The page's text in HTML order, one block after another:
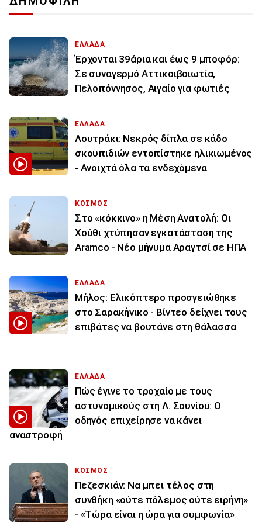
ΕΛΛΑΔΑ
Έρχονται 39άρια και έως 9 μποφόρ:
Σε συναγερμό Αττικοιβοιωτία,
Πελοπόννησος, Αιγαίο για φωτιές
ΕΛΛΑΔΑ
Λουτράκι: Νεκρός δίπλα σε κάδο
σκουπιδιών εντοπίστηκε ηλικιωμένος
- Ανοιχτά όλα τα ενδεχόμενα
ΚΟΣΜΟΣ
Στο «κόκκινο» η Μέση Ανατολή: Οι
Χούθι χτύπησαν εγκατάσταση της
Aramco - Νέο μήνυμα Αραγτσί σε ΗΠΑ
ΕΛΛΑΔΑ
Μήλος: Ελικόπτερο προσγειώθηκε
στο Σαρακήνικο - Βίντεο δείχνει τους
επιβάτες να βουτάνε στη θάλασσα
ΕΛΛΑΔΑ
Πώς έγινε το τροχαίο με τους
αστυνομικούς στη Λ. Σουνίου: Ο
οδηγός επιχείρησε να κάνει
αναστροφή
ΚΟΣΜΟΣ
Πεζεσκιάν: Να μπει τέλος στη
συνθήκη «ούτε πόλεμος ούτε ειρήνη»
- «Τώρα είναι η ώρα για συμφωνία»